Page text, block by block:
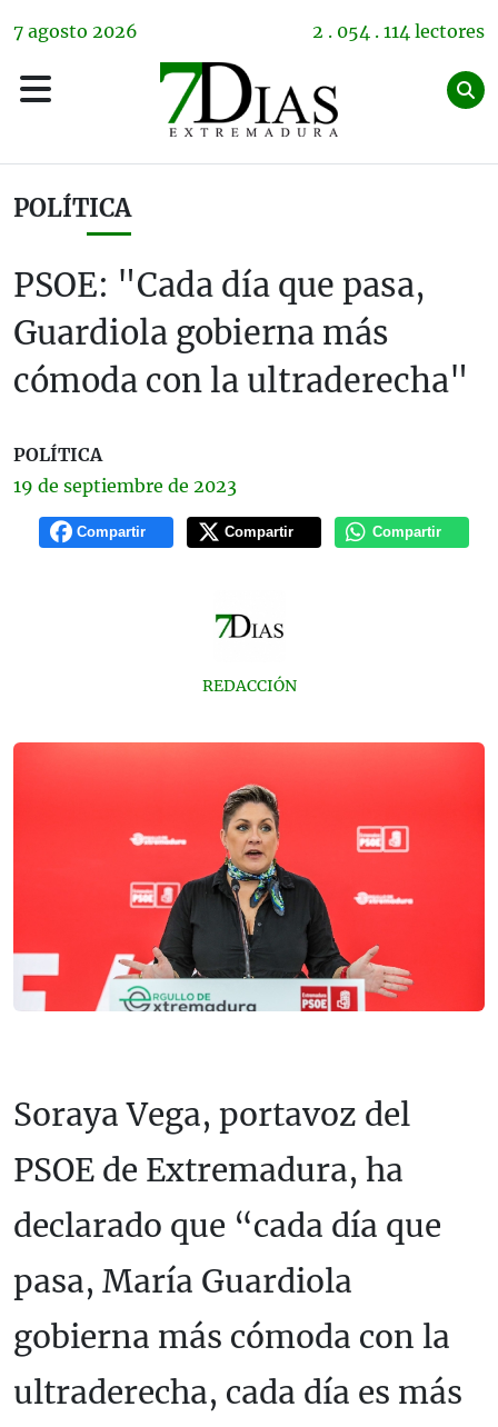
7 agosto 2026 2 . 054 . 114 lectores
POLÍTICA
PSOE: "Cada día que pasa,
Guardiola gobierna más
cómoda con la ultraderecha"
POLÍTICA
19 de septiembre de 2023
Compartir Compartir Compartir
REDACCIÓN
Soraya Vega, portavoz del
PSOE de Extremadura, ha
declarado que “cada día que
pasa, María Guardiola
gobierna más cómoda con la
ultraderecha, cada día es más